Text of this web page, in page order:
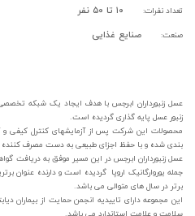
تعداد نفرات: ۱۰ تا ۵۰ نفر
صنعت: صنایع غذایی
عسل زنبورداران ابرجس با هدف ایجاد یک شبکه
زنبور عسل پایه گذاری گردیده است.
محصولات این شرکت پس از آزمایشهای کنترل کیفی و
بندی شده و با حفظ اجزای طبیعی به دست مصرف کننده
عسل زنبورداران ابرجس در این مسیر موفق به دریافت
جمله یوروارگانیک اروپا گردیده است و دارنده عنوان
برتر در سال های متوالی می باشد.